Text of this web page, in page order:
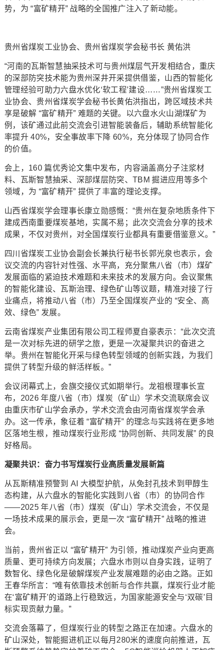
势，为 “富矿精开” 战略的全国推广注入了新动能。
贵州省煤炭工业协会、贵州省煤炭学会秘书长 黄佑洪
“河南的瓦斯智慧抽采技术可与贵州煤层气开发相结合，重庆
的深部防突技术能为贵州深井开采提供借鉴，山西的智能化
管理经验可助力六盘水优化‘软工程’建设……”贵州省煤炭工
业协会、贵州省煤炭学会秘书长黄佑洪指出，跨区域技术共
享是破解 “富矿精开” 难题的关键。以六盘水火山湖煤矿为
例，该矿通过此前交流会引进智能装备后，辅助系统智能化
率提升 40%，安全事故率下降 60%，充分体现了协同合作
的价值。
会上，160 篇优秀论文集中发布，内容涵盖高分子注浆材
料、瓦斯智慧抽采、深部煤层防突、TBM 掘进应用等多个
领域，为 “富矿精开” 提供了丰富的理论支撑。
山西省煤炭学会理事长康立勋感慨：“贵州在复杂地质条件下
建成西南重要煤炭基地，实属不易；此次交流会分享的技术
成果，不仅对贵州，对全国煤炭行业都具有重要借鉴意义。”
四川省煤炭工业协会副会长兼执行秘书长郭光泉也表示，会
议交流的内容针对性强、水平高，充分聚焦八省（市）煤矿
发展面临的紧迫技术难题和未来技术的发展方向。会议聚焦
的智能化建设、瓦斯治理、绿色矿山等议题，精准对接了行
业痛点，将推动八省（市）乃至全国煤炭产业的 “安全、高
效、绿色” 发展。
云南省煤炭产业集团有限公司工程师夏自豪表示：“此次交流
是一次对标先进的研学之旅，更是一次凝聚共识的奋进之
举。贵州在智能化开采与绿色转型领域的创新实践，为我们
提供了转型升级的鲜活样板。”
会议闭幕式上，会旗交接仪式如期举行。龙祖根理事长宣
布，2026 年度八省（市）煤炭（矿山）学术交流联席会议
由重庆市矿山学会承办，学术交流会由河南省煤炭学会承
办。这一传承，象征着 “富矿精开” 的理念与实践将在更多地
区落地生根，推动煤炭行业形成 “协同创新、共同发展” 的良
好格局。
凝聚共识：奋力书写煤炭行业高质量发展新篇
从瓦斯精准预警到 AI 大模型护航，从免封孔技术到甲醇生
态构建，从六盘水的智能化实践到八省（市）的协同合作
——2025 年八省（市）煤炭（矿山）学术交流会，不仅是
一场技术成果的展示会，更是一次 “富矿精开” 战略的推进
会。
当前，贵州省正以 “富矿精开” 为引领，推动煤炭产业向更高
质量、更可持续方向发展；六盘水市则以自身实践，证明了
数智化、绿色化是破解煤炭产业发展难题的必由之路。正如
王春华所言：“唯有依靠技术创新与合作共赢，煤炭行业才能
在‘富矿精开’的道路上行稳致远，为国家能源安全与‘双碳’目
标实现贡献力量。”
交流会落幕了，但煤炭行业的转型之路正在加速。六盘水的
矿山深处，智能掘进机正以每月280米的速度向前推进，瓦